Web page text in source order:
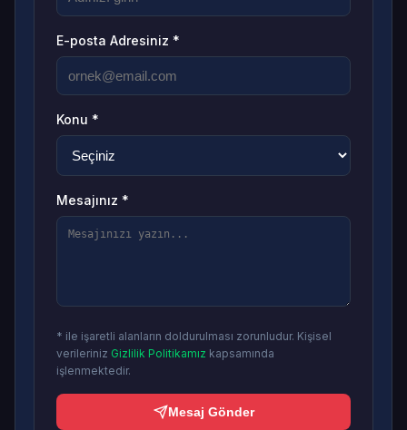
E-posta Adresiniz *
Konu *
Mesajınız *
* ile işaretli alanların doldurulması zorunludur. Kişisel
verileriniz Gizlilik Politikamız kapsamında
işlenmektedir.
Mesaj Gönder